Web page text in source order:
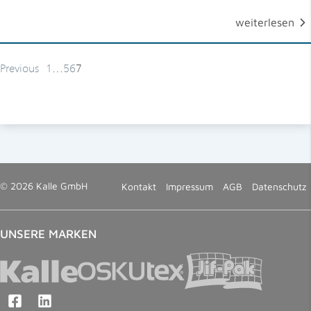
weiterlesen
Previous 1 567
© 2026 Kalle GmbH Kontakt Impressum AGB Datenschutz
UNSERE MARKEN